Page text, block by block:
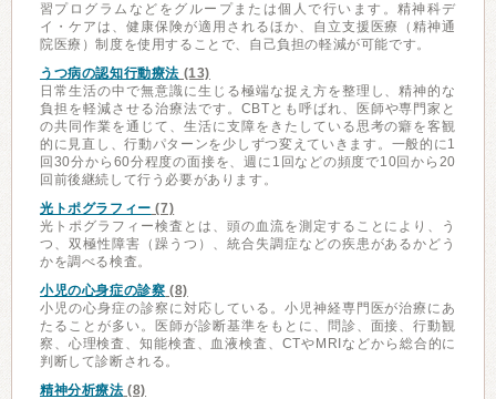
習プログラムなどをグループまたは個人で行います。精神科デ
イ・ケアは、健康保険が適用されるほか、自立支援医療（精神通
院医療）制度を使用することで、自己負担の軽減が可能です。
うつ病の認知行動療法 (13)
日常生活の中で無意識に生じる極端な捉え方を整理し、精神的な
負担を軽減させる治療法です。CBTとも呼ばれ、医師や専門家と
の共同作業を通じて、生活に支障をきたしている思考の癖を客観
的に見直し、行動パターンを少しずつ変えていきます。一般的に1
回30分から60分程度の面接を、週に1回などの頻度で10回から20
回前後継続して行う必要があります。
光トポグラフィー (7)
光トポグラフィー検査とは、頭の血流を測定することにより、う
つ、双極性障害（躁うつ）、統合失調症などの疾患があるかどう
かを調べる検査。
小児の心身症の診察 (8)
小児の心身症の診察に対応している。小児神経専門医が治療にあ
たることが多い。医師が診断基準をもとに、問診、面接、行動観
察、心理検査、知能検査、血液検査、CTやMRIなどから総合的に
判断して診断される。
精神分析療法 (8)